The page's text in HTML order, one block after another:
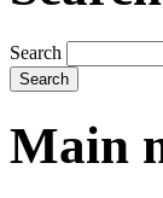
Search
Main